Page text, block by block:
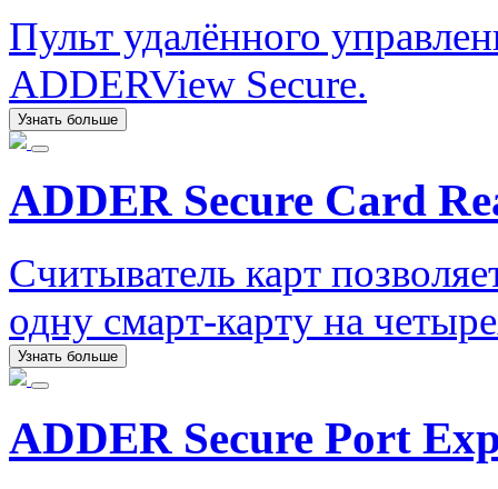
Пульт удалённого
ADDERView Secure.
Узнать больше
ADDER Secure Card
Считыватель карт
одну смарт-карту на
Узнать больше
ADDER Secure Port